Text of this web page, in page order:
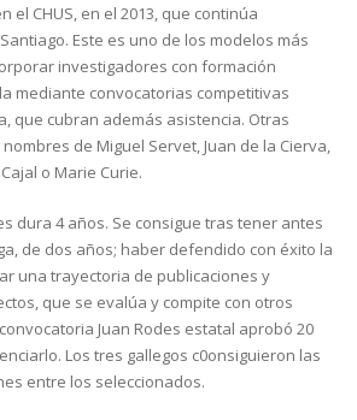
el CHUS, en el 2013, que continúa
Este es uno de los modelos más
investigadores con formación
mediante convocatorias competitivas
que cubran además asistencia. Otras
de Miguel Servet, Juan de la Cierva,
o Marie Curie.
dura 4 años. Se consigue tras tener antes
de dos años; haber defendido con éxito la
una trayectoria de publicaciones y
que se evalúa y compite con otros
Juan Rodes estatal aprobó 20
Los tres gallegos c0onsiguieron las
entre los seleccionados.